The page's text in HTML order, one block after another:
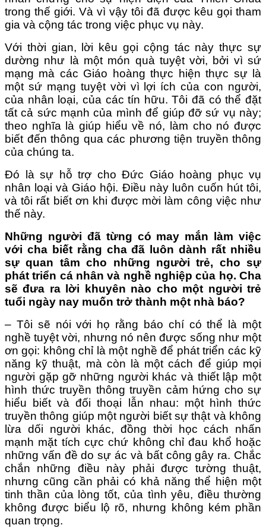
trong thế giới. Và vì vậy tôi đã được kêu gọi tham
gia và cộng tác trong việc phục vụ này.
Với thời gian, lời kêu gọi cộng tác này thực sự
dường như là một món quà tuyệt vời, bởi vì sứ
mạng mà các Giáo hoàng thực hiện thực sự là
một sứ mạng tuyệt vời vì lợi ích của con người,
của nhân loại, của các tín hữu. Tôi đã có thể đặt
tất cả sức mạnh của mình để giúp đỡ sứ vụ này;
theo nghĩa là giúp hiểu về nó, làm cho nó được
biết đến thông qua các phương tiện truyền thông
của chúng ta.
Đó là sự hỗ trợ cho Đức Giáo hoàng phục vụ
nhân loại và Giáo hội. Điều này luôn cuốn hút tôi,
và tôi rất biết ơn khi được mời làm công việc như
thế này.
Những người đã từng có may mắn làm việc
với cha biết rằng cha đã luôn dành rất nhiều
sự quan tâm cho những người trẻ, cho sự
phát triển cá nhân và nghề nghiệp của họ. Cha
sẽ đưa ra lời khuyên nào cho một người trẻ
tuổi ngày nay muốn trở thành một nhà báo?
– Tôi sẽ nói với họ rằng báo chí có thể là một
nghề tuyệt vời, nhưng nó nên được sống như một
ơn gọi: không chỉ là một nghề để phát triển các kỹ
năng kỹ thuật, mà còn là một cách để giúp mọi
người gặp gỡ những người khác và thiết lập một
hình thức truyền thông truyền cảm hứng cho sự
hiểu biết và đối thoại lẫn nhau: một hình thức
truyền thông giúp một người biết sự thật và không
lừa dối người khác, đồng thời học cách nhấn
mạnh mặt tích cực chứ không chỉ đau khổ hoặc
những vấn đề do sự ác và bất công gây ra. Chắc
chắn những điều này phải được tường thuật,
nhưng cũng cần phải có khả năng thể hiện một
tinh thần của lòng tốt, của tình yêu, điều thường
không được biểu lộ rõ, nhưng không kém phần
quan trọng.